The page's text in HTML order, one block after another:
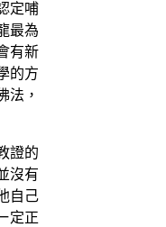
定哺
最為
有新
的方
法，
證的
沒有
自己
定正